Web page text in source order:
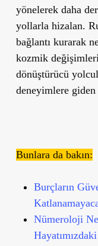
yönelerek daha
yollarla hizalan.
bağlantı kurarak
kozmik
dönüştürücü
deneyimlere
Bunlara da bakın:
Burçların
Nümeroloji